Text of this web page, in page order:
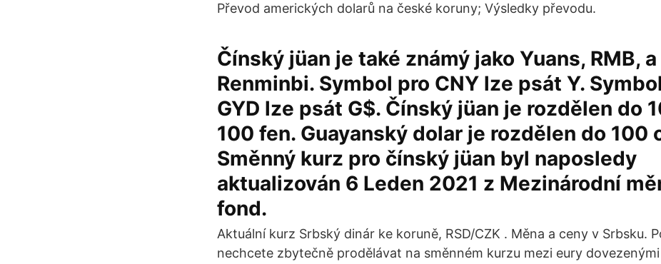
Převod amerických dolarů na české koruny; Výsledky převodu.
Čínský jüan je také známý jako Yuans, RMB, a
Renminbi. Symbol pro CNY lze psát Y.
GYD lze psát G$. Čínský jüan je rozdělen do
100 fen. Guayanský dolar je rozdělen do 100
Směnný kurz pro čínský jüan byl naposledy
aktualizován 6 Leden 2021 z Mezinárodní
fond.
Aktuální kurz Srbský dinár ke koruně, RSD/CZK . Měna a ceny v Srbsku.
nechcete zbytečně prodělávat na směnném kurzu mezi eury